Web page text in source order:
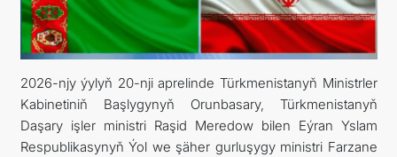
2026-njy ýylyň 20-nji aprelinde Türkmenistanyň Ministrler
Kabinetiniň Başlygynyň Orunbasary, Türkmenistanyň
Daşary işler ministri Raşid Meredow bilen Eýran Yslam
Respublikasynyň Ýol we şäher gurluşygy ministri Farzane